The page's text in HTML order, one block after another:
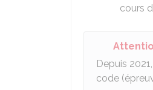
cours
Depuis
code